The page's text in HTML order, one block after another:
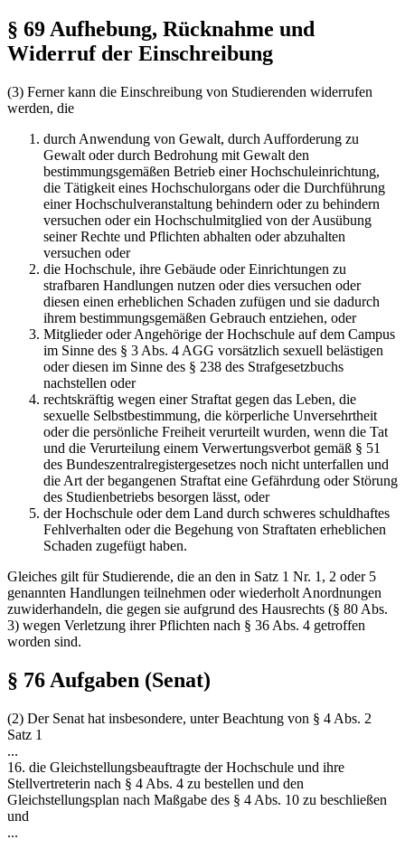
§ 69 Aufhebung, Rücknahme und
Widerruf der Einschreibung
(3) Ferner kann die Einschreibung von Studierenden widerrufen
werden, die
durch Anwendung von Gewalt, durch Aufforderung zu
Gewalt oder durch Bedrohung mit Gewalt den
bestimmungsgemäßen Betrieb einer Hochschuleinrichtung,
die Tätigkeit eines Hochschulorgans oder die Durchführung
einer Hochschulveranstaltung behindern oder zu behindern
versuchen oder ein Hochschulmitglied von der Ausübung
seiner Rechte und Pflichten abhalten oder abzuhalten
versuchen oder
die Hochschule, ihre Gebäude oder Einrichtungen zu
strafbaren Handlungen nutzen oder dies versuchen oder
diesen einen erheblichen Schaden zufügen und sie dadurch
ihrem bestimmungsgemäßen Gebrauch entziehen, oder
Mitglieder oder Angehörige der Hochschule auf dem Campus
im Sinne des § 3 Abs. 4 AGG vorsätzlich sexuell belästigen
oder diesen im Sinne des § 238 des Strafgesetzbuchs
nachstellen oder
rechtskräftig wegen einer Straftat gegen das Leben, die
sexuelle Selbstbestimmung, die körperliche Unversehrtheit
oder die persönliche Freiheit verurteilt wurden, wenn die Tat
und die Verurteilung einem Verwertungsverbot gemäß § 51
des Bundeszentralregistergesetzes noch nicht unterfallen und
die Art der begangenen Straftat eine Gefährdung oder Störung
des Studienbetriebs besorgen lässt, oder
der Hochschule oder dem Land durch schweres schuldhaftes
Fehlverhalten oder die Begehung von Straftaten erheblichen
Schaden zugefügt haben.
Gleiches gilt für Studierende, die an den in Satz 1 Nr. 1, 2 oder 5
genannten Handlungen teilnehmen oder wiederholt Anordnungen
zuwiderhandeln, die gegen sie aufgrund des Hausrechts (§ 80 Abs.
3) wegen Verletzung ihrer Pflichten nach § 36 Abs. 4 getroffen
worden sind.
§ 76 Aufgaben (Senat)
(2) Der Senat hat insbesondere, unter Beachtung von § 4 Abs. 2
Satz 1
...
16. die Gleichstellungsbeauftragte der Hochschule und ihre
Stellvertreterin nach § 4 Abs. 4 zu bestellen und den
Gleichstellungsplan nach Maßgabe des § 4 Abs. 10 zu beschließen
und
...